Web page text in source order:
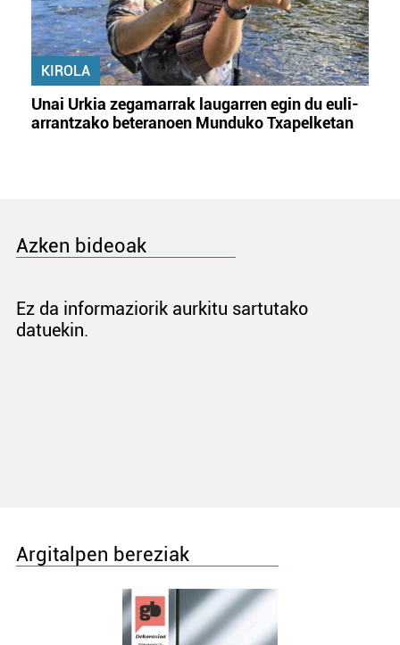
KIROLA
Unai Urkia zegamarrak laugarren egin du euli-
arrantzako beteranoen Munduko Txapelketan
Azken bideoak
Ez da informaziorik aurkitu sartutako
datuekin.
Argitalpen bereziak